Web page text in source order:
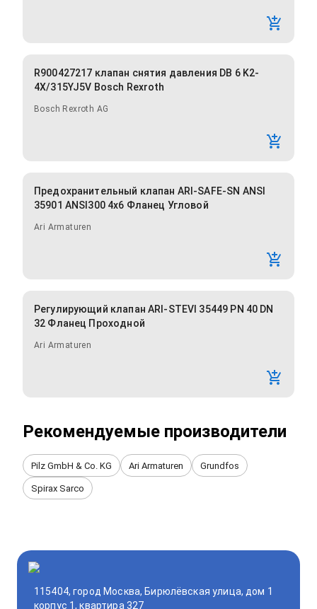
R900427217 клапан снятия давления DB 6 K2-
4X/315YJ5V Bosch Rexroth
Bosch Rexroth AG
Предохранительный клапан ARI-SAFE-SN ANSI
35901 ANSI300 4x6 Фланец Угловой
Ari Armaturen
Регулирующий клапан ARI-STEVI 35449 PN 40 DN
32 Фланец Проходной
Ari Armaturen
Рекомендуемые производители
Pilz GmbH & Co. KG Ari Armaturen Grundfos
Spirax Sarco
115404, город Москва, Бирюлёвская улица, дом 1
корпус 1, квартира 327